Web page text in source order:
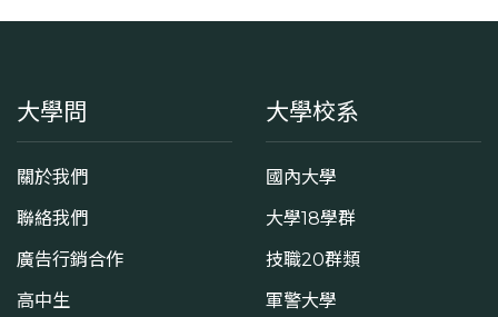
大學問
關於我們
聯絡我們
廣告行銷合作
高中生
大學校系
國內大學
大學18學群
技職20群類
軍警大學